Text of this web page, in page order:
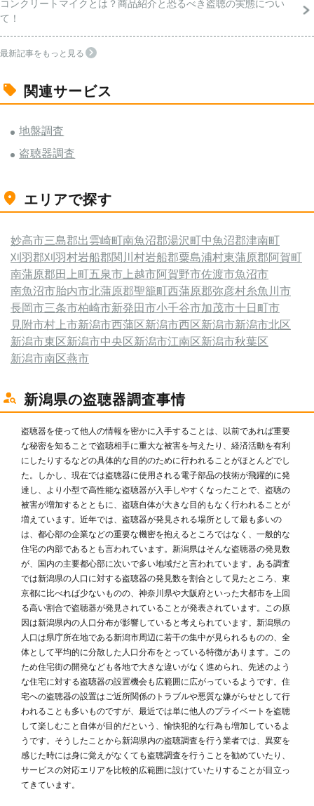
コンクリートマイクとは？商品紹介と恐るべき盗聴の実態につい
て！
最新記事をもっと見る
関連サービス
地盤調査
盗聴器調査
エリアで探す
妙高市三島郡出雲崎町南魚沼郡湯沢町中魚沼郡津南町
刈羽郡刈羽村岩船郡関川村岩船郡粟島浦村東蒲原郡阿賀町
南蒲原郡田上町五泉市上越市阿賀野市佐渡市魚沼市
南魚沼市胎内市北蒲原郡聖籠町西蒲原郡弥彦村糸魚川市
長岡市三条市柏崎市新発田市小千谷市加茂市十日町市
見附市村上市新潟市西蒲区新潟市西区新潟市新潟市北区
新潟市東区新潟市中央区新潟市江南区新潟市秋葉区
新潟市南区燕市
新潟県の盗聴器調査事情
盗聴器を使って他人の情報を密かに入手することは、以前であれば重要
な秘密を知ることで盗聴相手に重大な被害を与えたり、経済活動を有利
にしたりするなどの具体的な目的のために行われることがほとんどでし
た。しかし、現在では盗聴器に使用される電子部品の技術が飛躍的に発
達し、より小型で高性能な盗聴器が入手しやすくなったことで、盗聴の
被害が増加するとともに、盗聴自体が大きな目的もなく行われることが
増えています。近年では、盗聴器が発見される場所として最も多いの
は、都心部の企業などの重要な機密を抱えるところではなく、一般的な
住宅の内部であるとも言われています。新潟県はそんな盗聴器の発見数
が、国内の主要都心部に次いで多い地域だと言われています。ある調査
では新潟県の人口に対する盗聴器の発見数を割合として見たところ、東
京都に比べれば少ないものの、神奈川県や大阪府といった大都市を上回
る高い割合で盗聴器が発見されていることが発表されています。この原
因は新潟県内の人口分布が影響していると考えられています。新潟県の
人口は県庁所在地である新潟市周辺に若干の集中が見られるものの、全
体として平均的に分散した人口分布をとっている特徴があります。この
ため住宅街の開発なども各地で大きな違いがなく進められ、先述のよう
な住宅に対する盗聴器の設置機会も広範囲に広がっているようです。住
宅への盗聴器の設置はご近所関係のトラブルや悪質な嫌がらせとして行
われることも多いものですが、最近では単に他人のプライベートを盗聴
して楽しむこと自体が目的だという、愉快犯的な行為も増加しているよ
うです。そうしたことから新潟県内の盗聴調査を行う業者では、異変を
感じた時には身に覚えがなくても盗聴調査を行うことを勧めていたり、
サービスの対応エリアを比較的広範囲に設けていたりすることが目立っ
てきています。